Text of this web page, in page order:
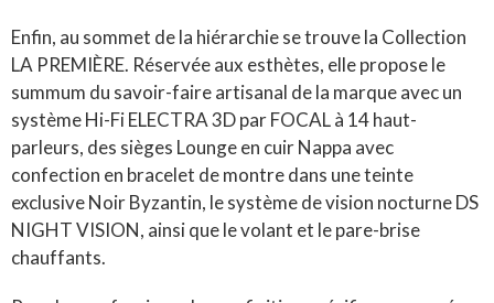
Enfin, au sommet de la hiérarchie se trouve la Collection
LA PREMIÈRE. Réservée aux esthètes, elle propose le
summum du savoir-faire artisanal de la marque avec un
système Hi-Fi ELECTRA 3D par FOCAL à 14 haut-
parleurs, des sièges Lounge en cuir Nappa avec
confection en bracelet de montre dans une teinte
exclusive Noir Byzantin, le système de vision nocturne DS
NIGHT VISION, ainsi que le volant et le pare-brise
chauffants.